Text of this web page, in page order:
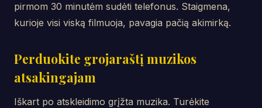
pirmom 30 minutėm sudėti telefonus. Staigmena,
kurioje visi viską filmuoja, pavagia pačią akimirką.
Perduokite grojaraštį muzikos
atsakingajam
Iškart po atskleidimo grįžta muzika. Turėkite